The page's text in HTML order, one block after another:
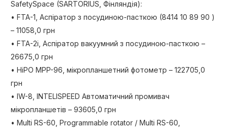
SafetySpace (SARTORIUS, Фінляндія):
• FTA-1, Аспіратор з посудиною-пасткою (8414 10 89 90 )
– 11058,0 грн
• FTA-2і, Аспіратор вакуумний з посудиною-пасткою –
26675,0 грн
• HiPO MPP-96, мікропланшетний фотометр – 122705,0
грн
• IW-8, INTELISPEED Автоматичний промивач
мікропланшетів – 93605,0 грн
• Multi RS-60, Programmable rotator / Multi RS-60,